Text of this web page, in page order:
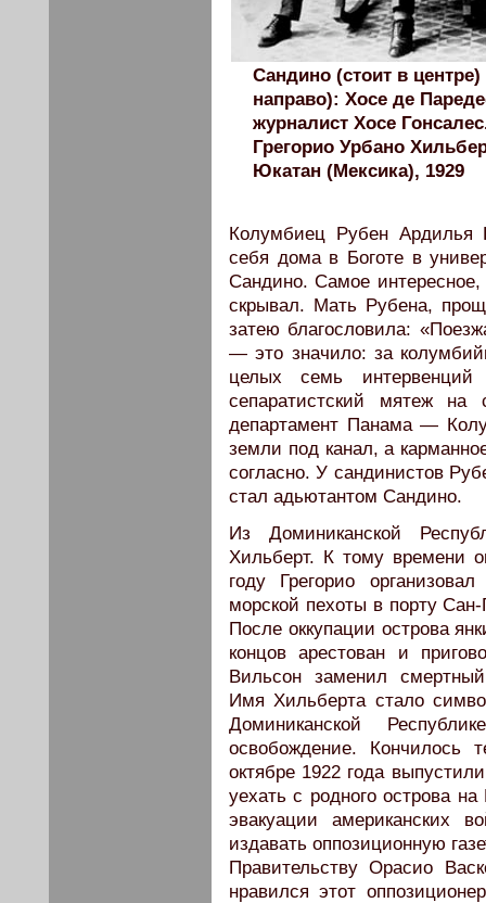
Сандино (стоит в
направо): Хосе де
журналист Хосе
Грегорио Урбано
Юкатан (Мексика), 1929
Колумбиец Рубен Ардилья
себя дома в Боготе в
Сандино. Самое
скрывал. Мать Рубена,
затею благословила:
— это значило: за
целых семь
сепаратистский мятеж на
департамент Панама —
земли под канал, а
согласно. У сандинистов
стал адьютантом Сандино.
Из Доминиканской
Хильберт. К тому времени
году Грегорио
морской пехоты в порту
После оккупации острова
концов арестован и
Вильсон заменил
Имя Хильберта стало
Доминиканской
освобождение.
октябре 1922 года
уехать с родного острова
эвакуации американских
издавать оппозиционную
Правительству Орасио
нравился этот